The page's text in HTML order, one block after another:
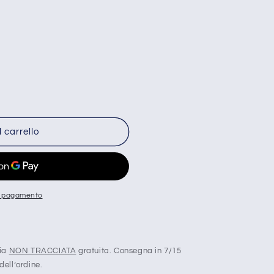
carrello
NON TRACCIATA gratuita. Consegna in 7/15